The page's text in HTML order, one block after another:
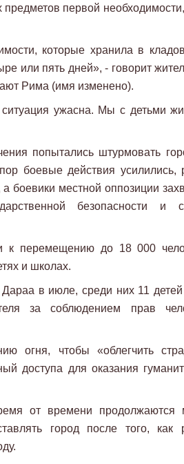
первой
которые хранила в
или пять дней», - говорит
Рима (имя изменено).
ситуация ужасна. Мы с детьми
попытались штурмовать
боевые действия усилились,
боевики местной оппозиции
безопасности и
к перемещению до 18 000
и школах.
в июле, среди них 11
за соблюдением прав
огня, чтобы «облегчить
доступа для оказания
от времени продолжаются
город после того, как